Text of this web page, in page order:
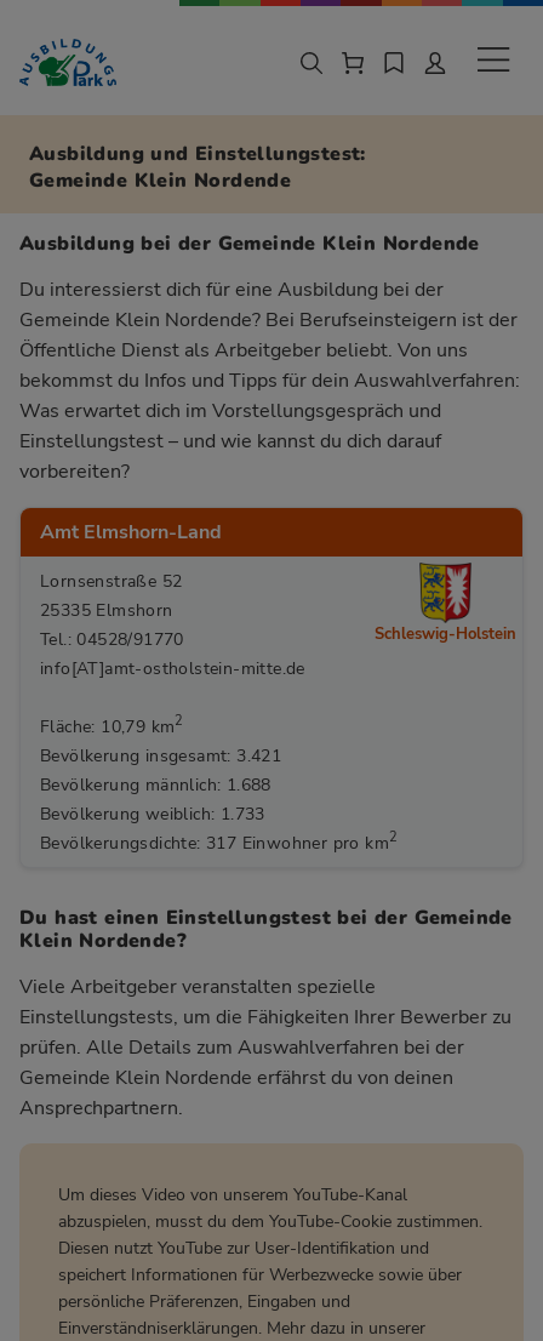
Zur Navigation springen
Zu den Hauptinhalten springen
Ausbildung und Einstellungstest:
Gemeinde Klein Nordende
Ausbildung bei der Gemeinde Klein Nordende
Du interessierst dich für eine Ausbildung bei der
Gemeinde Klein Nordende? Bei Berufseinsteigern ist der
Öffentliche Dienst als Arbeitgeber beliebt. Von uns
bekommst du Infos und Tipps für dein Auswahlverfahren:
Was erwartet dich im Vorstellungsgespräch und
Einstellungstest – und wie kannst du dich darauf
vorbereiten?
Amt Elmshorn-Land
Lornsenstraße 52
25335 Elmshorn
Tel.: 04528/91770
info[AT]amt-ostholstein-mitte.de
Fläche: 10,79 km2
Bevölkerung insgesamt: 3.421
Bevölkerung männlich: 1.688
Bevölkerung weiblich: 1.733
Bevölkerungsdichte: 317 Einwohner pro km2
Schleswig-Holstein
Du hast einen Einstellungstest bei der Gemeinde
Klein Nordende?
Viele Arbeitgeber veranstalten spezielle
Einstellungstests, um die Fähigkeiten Ihrer Bewerber zu
prüfen. Alle Details zum Auswahlverfahren bei der
Gemeinde Klein Nordende erfährst du von deinen
Ansprechpartnern.
Um dieses Video von unserem YouTube-Kanal
abzuspielen, musst du dem YouTube-Cookie zustimmen.
Diesen nutzt YouTube zur User-Identifikation und
speichert Informationen für Werbezwecke sowie über
persönliche Präferenzen, Eingaben und
Einverständniserklärungen. Mehr dazu in unserer